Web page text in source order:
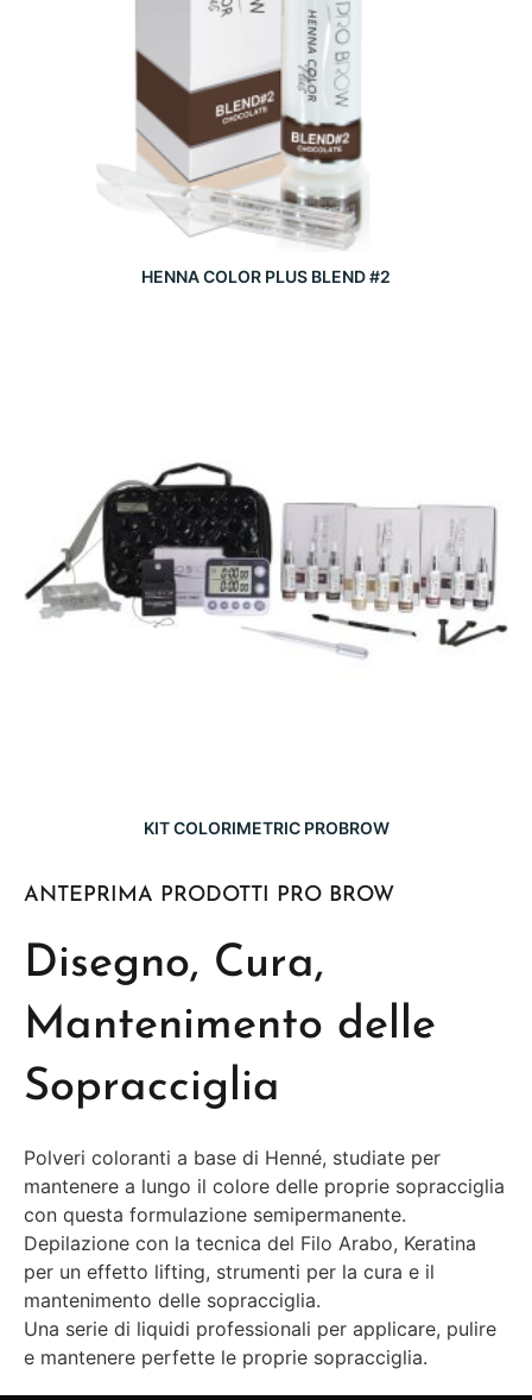
HENNA COLOR PLUS BLEND #2
KIT COLORIMETRIC PROBROW
ANTEPRIMA PRODOTTI PRO BROW
Disegno, Cura,
Mantenimento delle
Sopracciglia
Polveri coloranti a base di Henné, studiate per
mantenere a lungo il colore delle proprie sopracciglia
con questa formulazione semipermanente.
Depilazione con la tecnica del Filo Arabo, Keratina
per un effetto lifting, strumenti per la cura e il
mantenimento delle sopracciglia.
Una serie di liquidi professionali per applicare, pulire
e mantenere perfette le proprie sopracciglia.